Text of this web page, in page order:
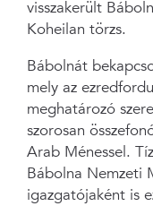
visszakerült
Koheilan törzs.
Bábolnát
mely az
meghatározó
szorosan
Arab Ménessel.
Bábolna Nemzeti
igazgatójaként is